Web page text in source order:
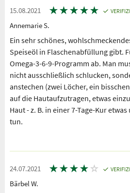
15.08.2021 ★★★★★
Annemarie S.
Ein sehr schönes,
Speiseöl in Flaschenabfüllung gibt.
Omega-3-6-9-Programm ab. Man
nicht ausschließlich schlucken,
anstechen (zwei Löcher, ein
auf die Hautaufzutragen, etwas
Haut - z. B. in einer 7-Tage-Kur
tun.
24.07.2021 ★★★★ ☆
Bärbel W.